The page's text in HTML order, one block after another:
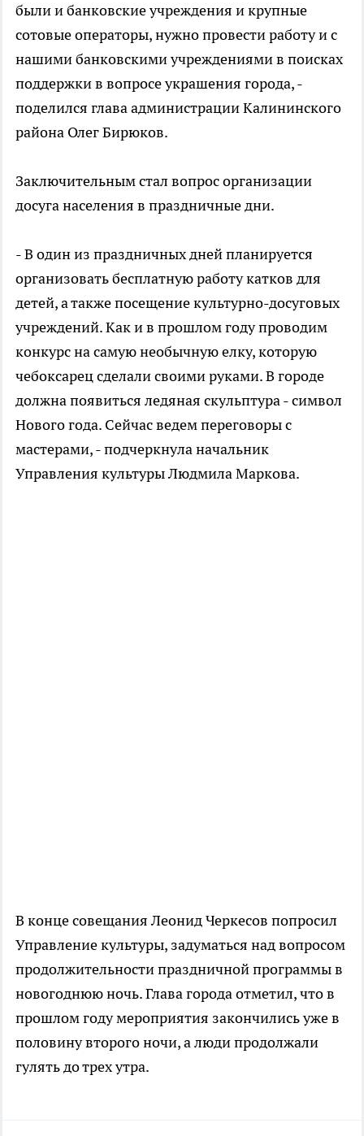
были и банковские учреждения и крупные
сотовые операторы, нужно провести работу и с
нашими банковскими учреждениями в поисках
поддержки в вопросе украшения города, -
поделился глава администрации Калининского
района Олег Бирюков.
Заключительным стал вопрос организации
досуга населения в праздничные дни.
- В один из праздничных дней планируется
организовать бесплатную работу катков для
детей, а также посещение культурно-досуговых
учреждений. Как и в прошлом году проводим
конкурс на самую необычную елку, которую
чебоксарец сделали своими руками. В городе
должна появиться ледяная скульптура - символ
Нового года. Сейчас ведем переговоры с
мастерами, - подчеркнула начальник
Управления культуры Людмила Маркова.
В конце совещания Леонид Черкесов попросил
Управление культуры, задуматься над вопросом
продолжительности праздничной программы в
новогоднюю ночь. Глава города отметил, что в
прошлом году мероприятия закончились уже в
половину второго ночи, а люди продолжали
гулять до трех утра.